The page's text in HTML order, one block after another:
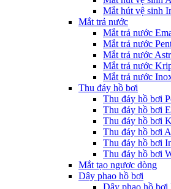
Mắt hút vệ sinh
Mắt trả nước
Mắt trả nước
Mắt trả nước
Mắt trả nước
Mắt trả nước
Mắt trả nước
Thu đáy hồ bơi
Thu đáy hồ bơi
Thu đáy hồ bơi
Thu đáy hồ bơi
Thu đáy hồ bơi
Thu đáy hồ bơi
Thu đáy hồ bơi
Mắt tạo ngược dòng
Dây phao hồ bơi
Dây phao hồ bơi